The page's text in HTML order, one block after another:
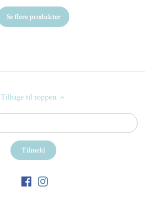
Se flere produkter
Tilbage til toppen